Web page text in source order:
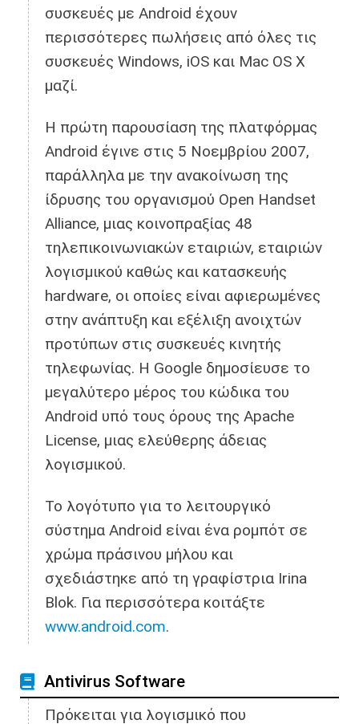
συσκευές με Android έχουν
περισσότερες πωλήσεις από όλες τις
συσκευές Windows, iOS και Mac OS X
μαζί.
Η πρώτη παρουσίαση της πλατφόρμας
Android έγινε στις 5 Νοεμβρίου 2007,
παράλληλα με την ανακοίνωση της
ίδρυσης του οργανισμού Open Handset
Alliance, μιας κοινοπραξίας 48
τηλεπικοινωνιακών εταιριών, εταιριών
λογισμικού καθώς και κατασκευής
hardware, οι οποίες είναι αφιερωμένες
στην ανάπτυξη και εξέλιξη ανοιχτών
προτύπων στις συσκευές κινητής
τηλεφωνίας. Η Google δημοσίευσε το
μεγαλύτερο μέρος του κώδικα του
Android υπό τους όρους της Apache
License, μιας ελεύθερης άδειας
λογισμικού.
Το λογότυπο για το λειτουργικό
σύστημα Android είναι ένα ρομπότ σε
χρώμα πράσινου μήλου και
σχεδιάστηκε από τη γραφίστρια Irina
Blok. Για περισσότερα κοιτάξτε
www.android.com.
Antivirus Software
Πρόκειται για λογισμικό που